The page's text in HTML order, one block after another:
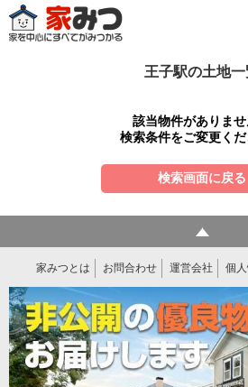
王子駅の土地一
該当物件がありませ
検索条件をご変更くだ
検索画面に戻る
家みつとは お問合わせ 運営会社 個